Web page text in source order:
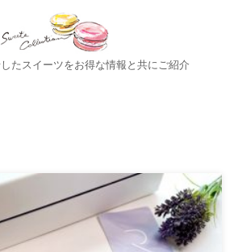
たスイーツをお得な情報と共にご紹介